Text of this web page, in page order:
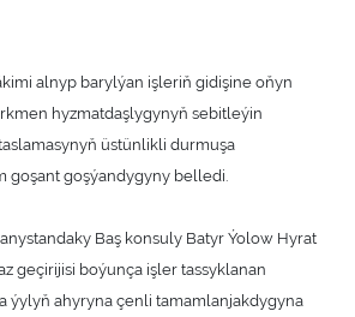
alnyp barylýan işleriň gidişine oňyn
hyzmatdaşlygynyň sebitleýin
üstünlikli durmuşa
goşant goşýandygyny belledi.
Baş konsuly Batyr Ýolow Hyrat
geçirijisi boýunça işler tassyklanan
ýylyň ahyryna çenli tamamlanjakdygyna